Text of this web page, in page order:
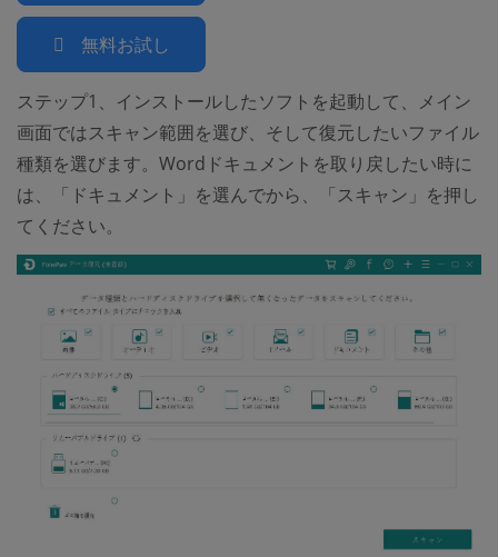
無料お試し
ステップ1、インストールしたソフトを起動して、メイン
画面ではスキャン範囲を選び、そして復元したいファイル
種類を選びます。Wordドキュメントを取り戻したい時に
は、「ドキュメント」を選んでから、「スキャン」を押し
てください。